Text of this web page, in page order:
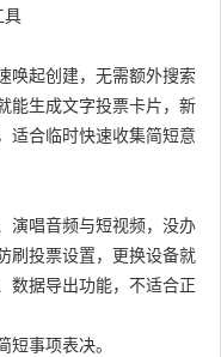
具
唤起创建，无需额外搜索
能生成文字投票卡片，新
适合临时快速收集简短意
演唱音频与短视频，没办
刷投票设置，更换设备就
数据导出功能，不适合正
事项表决。